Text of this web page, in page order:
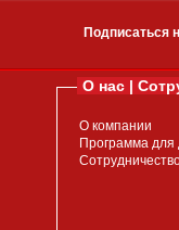
Подписаться
О нас |
О компании
Программа для